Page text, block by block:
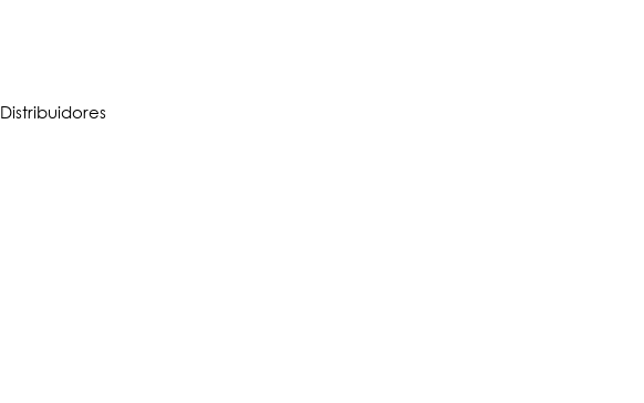
Distribuidores